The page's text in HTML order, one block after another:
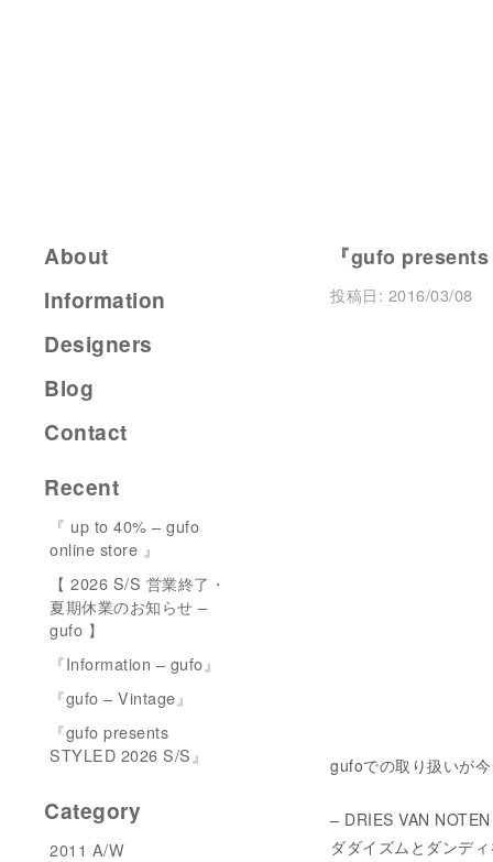
『gufo
投稿日: 2016/03/08
gufoでの取り扱いが
– DRIES VAN
ダダイズムとダンデ
About
Information
Designers
Blog
Contact
Recent
『 up to 40% – gufo
online store 』
【 2026 S/S 営業終了・
夏期休業のお知らせ –
gufo 】
『Information – gufo』
『gufo – Vintage』
『gufo presents
STYLED 2026 S/S』
Category
2011 A/W